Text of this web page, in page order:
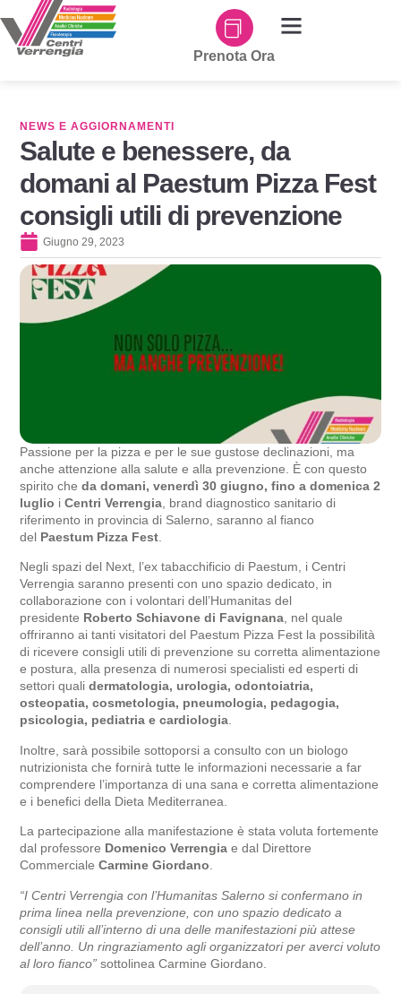
Prenota Ora
NEWS E AGGIORNAMENTI
Salute e benessere, da
domani al Paestum Pizza Fest
consigli utili di prevenzione
Giugno 29, 2023
Passione per la pizza e per le sue gustose declinazioni, ma
anche attenzione alla salute e alla prevenzione. È con questo
spirito cheda domani, venerdì 30 giugno, fino a domenica 2
luglio iCentriVerrengia , brand diagnostico sanitario di
riferimento in provincia di Salerno, saranno al fianco
del Paestum Pizza Fest
Negli spazi del Next, l’ex tabacchificio di Paestum, i Centri
Verrengia saranno presenti con uno spazio dedicato, in
collaborazione con i volontari dell’Humanitas del
presidente Roberto Schiavone di Favignana, nel quale
offriranno ai tanti visitatori del Paestum Pizza Fest la possibilità
di ricevere consigli utili di prevenzione su corretta alimentazione
e postura, alla presenza di numerosi specialisti ed esperti di
settori qualidermatologia, urologia, odontoiatria,
osteopatia, cosmetologia, pneumologia, pedagogia,
psicologia, pediatria e cardiologia.
Inoltre, sarà possibile sottoporsi a consulto con un biologo
nutrizionista che fornirà tutte le informazioni necessarie a far
comprendere l’importanza di una sana e corretta alimentazione
e i benefici della Dieta Mediterranea.
La partecipazione alla manifestazione è stata voluta fortemente
dal professore DomenicoVerrengia e dal Direttore
CommercialeCarmine Giordano
“I Centri Verrengia con l’Humanitas Salerno si confermano in
prima linea nella prevenzione, con uno spazio dedicato a
consigli utili all’interno di una delle manifestazioni più attese
dell’anno. Un ringraziamento agli organizzatori per averci voluto
al loro fianco” sottolinea Carmine Giordano.